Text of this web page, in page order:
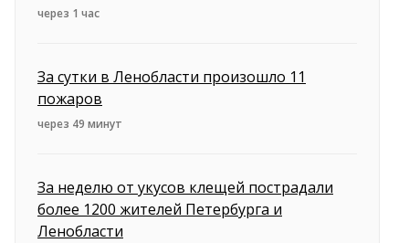
через 1 час
За сутки в Ленобласти произошло 11
пожаров
через 49 минут
За неделю от укусов клещей пострадали
более 1200 жителей Петербурга и
Ленобласти